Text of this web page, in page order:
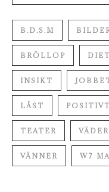
B.D.S.M
BRÖLLOP DIET
INSIKT
LÅST POSITIVT
TEATER
VÄNNER W7